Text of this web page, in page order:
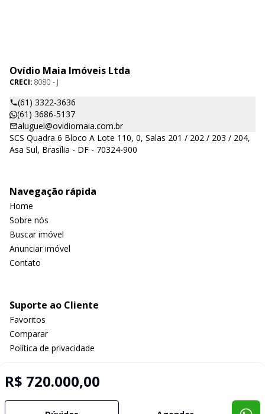
R$ 720.000,00
Ovídio Maia Imóveis Ltda
CRECI: 8080 - J
(61) 3322-3636
(61) 3686-5137
aluguel@ovidiomaia.com.br
SCS Quadra 6 Bloco A Lote 110, 0, Salas 201 / 202 / 203 / 204,
Asa Sul, Brasília - DF - 70324-900
Navegação rápida
Home
Sobre nós
Buscar imóvel
Anunciar imóvel
Contato
Suporte ao Cliente
Favoritos
Comparar
Política de privacidade
Selo de Tecnologia Loft